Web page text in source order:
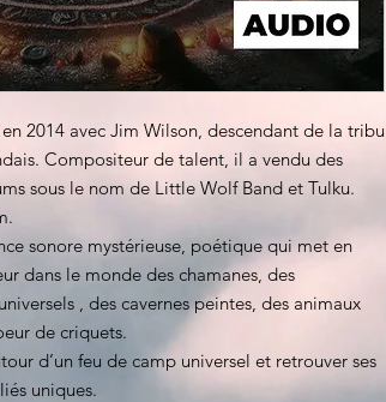
2014 avec Jim Wilson, descendant de la tribu
Compositeur de talent, il a vendu des
sous le nom de Little Wolf Band et Tulku.
sonore mystérieuse, poétique qui met en
dans le monde des chamanes, des
, des cavernes peintes, des animaux
de criquets.
d’un feu de camp universel et retrouver ses
uniques.